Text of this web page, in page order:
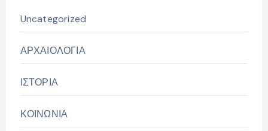
Uncategorized
ΑΡΧΑΙΟΛΟΓΙΑ
ΙΣΤΟΡΙΑ
ΚΟΙΝΩΝΙΑ